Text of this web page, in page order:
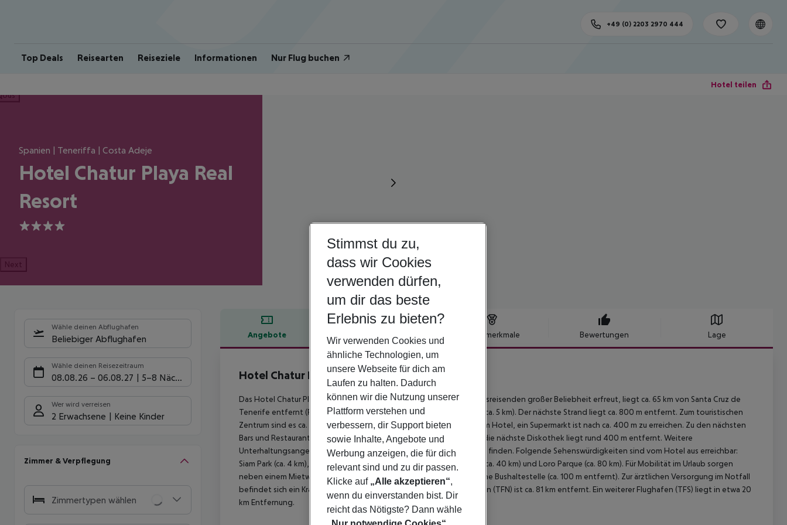
Top Deals Reisearten Reiseziele Informationen Nur Flug buchen
+49 (0) 2203 2970 444
Hotel teilen
Spanien | Teneriffa | Costa Adeje
Hotel Chatur Playa Real
Resort
4
Next
Wähle deinen Abflughafen
Beliebiger Abflughafen
Wähle deinen Reisezeitraum
08.08.26 – 06.08.27 5-8 Nächte
Wer wird verreisen
2 Erwachsene Keine Kinder
Zimmer & Verpflegung
Zimmertypen wählen
Angebote Hotelbeschreibung Hotelmerkmale Bewertungen Lage
Hotelbeschreibung
Hotel Chatur Playa Real Resort
4
Das Hotel Chatur Playa Real Resort, das sich besonders bei Hochzeitsreisenden großer Beliebheit erfreut, liegt ca. 65 km von Santa Cruz de
Tenerife entfernt (Puerto de la Cruz ca. 80 km, Playa de las Americas ca. 5 km). Der nächste Strand liegt ca. 800 m entfernt. Zum touristischen
Zentrum sind es ca. 3 km. Einkaufsmöglichkeiten liegen ca. 700 m vom Hotel, ein Supermarkt ist nach ca. 400 m zu erreichen. Zu den nächsten
Bars und Restaurants gelangt man ebenfalls nach rund 400 m. Auch die nächste Diskothek liegt rund 400 m entfernt. Weitere
Unterhaltungsangebote wie ein Kino sind in ca. 850 m Entfernung zu finden. Folgende Sehenswürdigkeiten sind vom Hotel aus erreichbar:
Siam Park (ca. 4 km), Golf Costa adeje (ca. 5 km), Teide National Park (ca. 40 km) und Loro Parque (ca. 80 km). Für Mobilität im Urlaub sorgen
neben einem Mietwagen-Verleih auch ein Taxistand (ca. 10 m) und eine Bushaltestelle (ca. 100 m entfernt). Zur ärztlichen Versorgung im Notfall
befindet sich ein Krankenhaus in etwa 5 km Entfernung. Der Flughafen (TFN) ist ca. 81 km entfernt. Ein weiterer Flughafen (TFS) liegt in etwa 20
km Entfernung.
Stimmst du zu,
dass wir Cookies
verwenden dürfen,
um dir das beste
Erlebnis zu bieten?
Wir verwenden Cookies und
ähnliche Technologien, um
unsere Webseite für dich am
Laufen zu halten. Dadurch
können wir die Nutzung unserer
Plattform verstehen und
verbessern, dir Support bieten
sowie Inhalte, Angebote und
Werbung anzeigen, die für dich
relevant sind und zu dir passen.
Klicke auf „Alle akzeptieren“,
wenn du einverstanden bist. Dir
reicht das Nötigste? Dann wähle